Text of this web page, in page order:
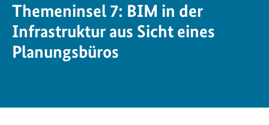
Themeninsel 7: BIM in der
Infrastruktur aus Sicht eines
Planungsbüros